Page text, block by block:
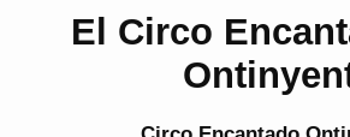
El Circo